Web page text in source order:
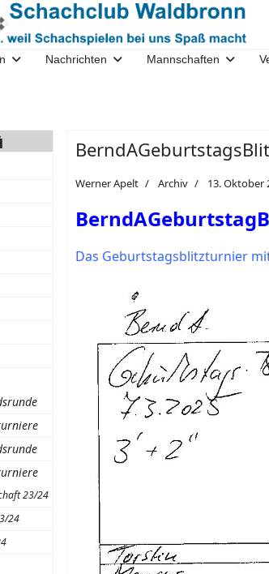
Nachrichten Mannschaften
23/24
24
Werner Apelt Archiv 13. Oktober
Das Geburtstagsblitzturnier